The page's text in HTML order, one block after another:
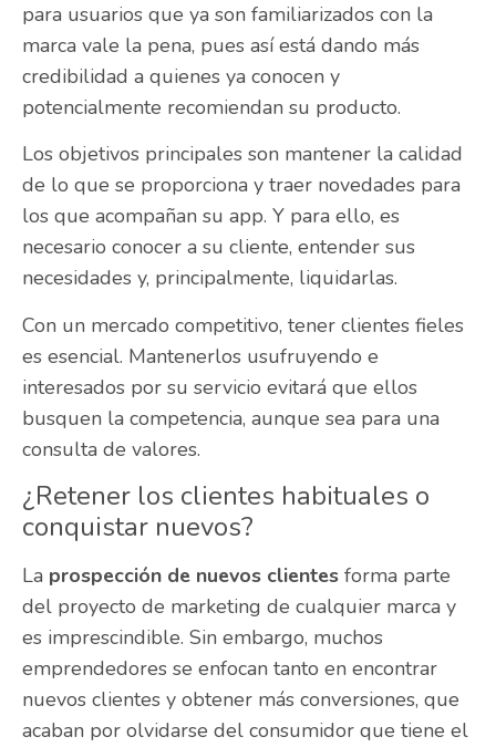
para usuarios que ya son familiarizados con la
marca vale la pena, pues así está dando más
credibilidad a quienes ya conocen y
potencialmente recomiendan su producto.
Los objetivos principales son mantener la calidad
de lo que se proporciona y traer novedades para
los que acompañan su app. Y para ello, es
necesario conocer a su cliente, entender sus
necesidades y, principalmente, liquidarlas.
Con un mercado competitivo, tener clientes fieles
es esencial. Mantenerlos usufruyendo e
interesados por su servicio evitará que ellos
busquen la competencia, aunque sea para una
consulta de valores.
¿Retener los clientes habituales o
conquistar nuevos?
La prospección de nuevos clientes forma parte
del proyecto de marketing de cualquier marca y
es imprescindible. Sin embargo, muchos
emprendedores se enfocan tanto en encontrar
nuevos clientes y obtener más conversiones, que
acaban por olvidarse del consumidor que tiene el